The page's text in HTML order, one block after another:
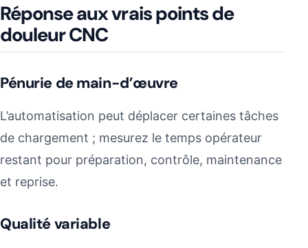
Réponse aux vrais points de
douleur CNC
Pénurie de main-d’œuvre
L’automatisation peut déplacer certaines tâches
de chargement ; mesurez le temps opérateur
restant pour préparation, contrôle, maintenance
et reprise.
Qualité variable